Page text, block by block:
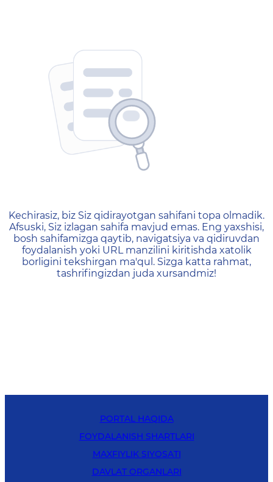
404 — Страница не
Kechirasiz, biz Siz qidirayotgan sahifani topa olmadik.
Afsuski, Siz izlagan sahifa mavjud emas. Eng yaxshisi,
bosh sahifamizga qaytib, navigatsiya va qidiruvdan
foydalanish yoki URL manzilini kiritishda xatolik
borligini tekshirgan ma'qul. Sizga katta rahmat,
tashrifingizdan juda xursandmiz!
PORTAL HAQIDA
FOYDALANISH SHARTLARI
MAXFIYLIK SIYOSATI
DAVLAT ORGANLARI